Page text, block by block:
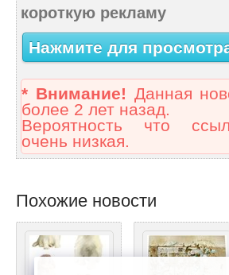
короткую рекламу
Нажмите для
* Внимание! Данная
более 2 лет назад.
Вероятность что
очень низкая.
Похожие новости